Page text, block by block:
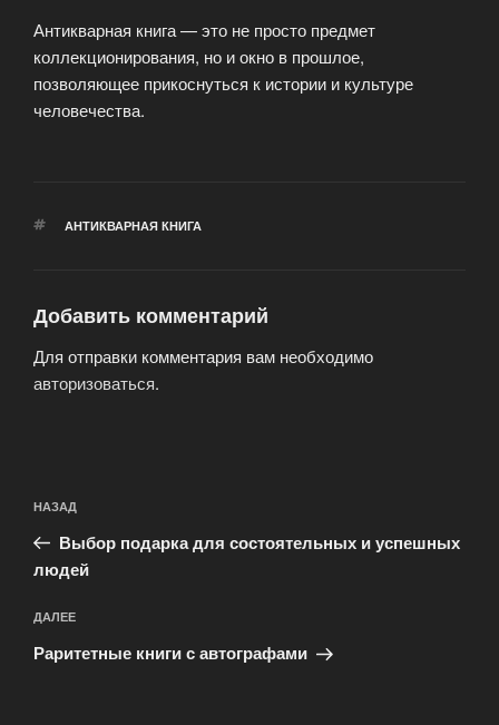
Антикварная книга — это не просто предмет
коллекционирования, но и окно в прошлое,
позволяющее прикоснуться к истории и культуре
человечества.
МЕТКИ
АНТИКВАРНАЯ КНИГА
Добавить комментарий
Для отправки комментария вам необходимо
авторизоваться.
по
записям
Предыдущая
запись:
НАЗАД
Выбор подарка для состоятельных и успешных
людей
Следующая
запись
ДАЛЕЕ
Раритетные книги с автографами